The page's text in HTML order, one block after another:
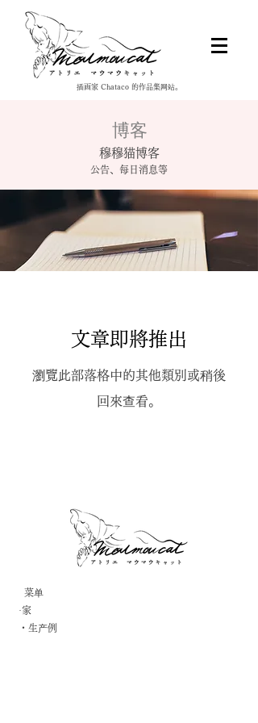
插画家 Chataco 的作品集网站。
博客
穆穆猫博客
公告、每日消息等
文章即將推出
瀏覽此部落格中的其他類別或稍後
回來查看。
菜单
·家
・生产例